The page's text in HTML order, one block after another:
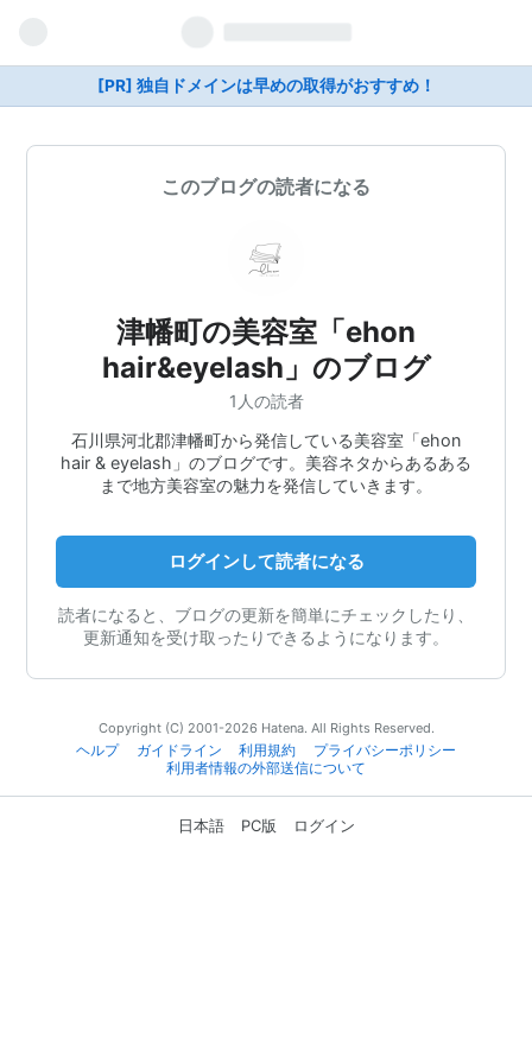
[PR] 独自ドメインは早めの取得がおすすめ！
このブログの読者になる
津幡町の美容室「ehon
hair&eyelash」のブログ
1人の読者
石川県河北郡津幡町から発信している美容室「ehon
hair & eyelash」のブログです。美容ネタからあるある
まで地方美容室の魅力を発信していきます。
ログインして読者になる
読者になると、ブログの更新を簡単にチェックしたり、
更新通知を受け取ったりできるようになります。
Copyright (C) 2001-2026 Hatena. All Rights Reserved.
ヘルプ
ガイドライン 利用規約
プライバシーポリシー
利用者情報の外部送信について
日本語 PC版 ログイン